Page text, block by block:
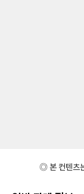
◎ 본 컨텐츠